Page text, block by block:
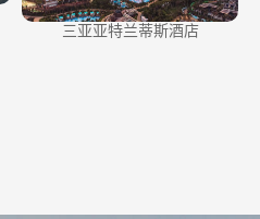
三亚亚特兰蒂斯酒店